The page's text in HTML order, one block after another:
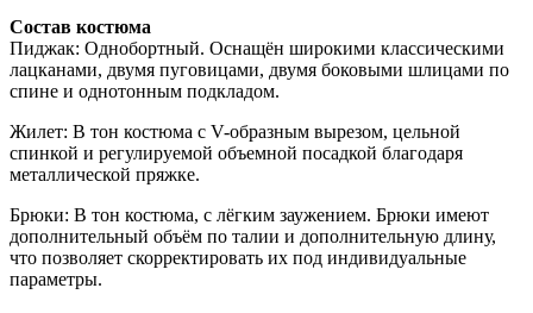
Состав костюма
Пиджак: Однобортный. Оснащён широкими классическими
лацканами, двумя пуговицами, двумя боковыми шлицами по
спине и однотонным подкладом.
Жилет: В тон костюма с V-образным вырезом, цельной
спинкой и регулируемой объемной посадкой благодаря
металлической пряжке.
Брюки: В тон костюма, с лёгким заужением. Брюки имеют
дополнительный объём по талии и дополнительную длину,
что позволяет скорректировать их под индивидуальные
параметры.